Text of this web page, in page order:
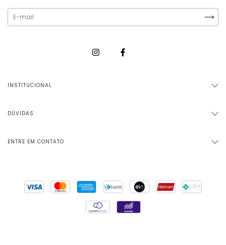
INSTITUCIONAL
DÚVIDAS
ENTRE EM CONTATO